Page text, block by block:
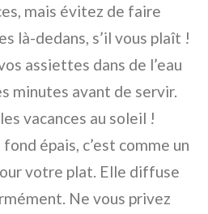
mais évitez de faire
là-dedans, s’il vous plaît !
assiettes dans de l’eau
minutes avant de servir.
vacances au soleil !
épais, c’est comme un
votre plat. Elle diffuse
Ne vous privez